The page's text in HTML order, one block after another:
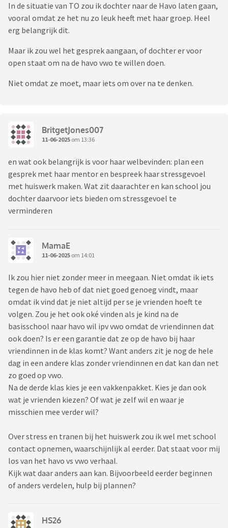
In de situatie van TO zou ik dochter naar de Havo laten gaan,
vooral omdat ze het nu zo leuk heeft met haar groep. Heel
erg belangrijk dit.
Maar ik zou wel het gesprek aangaan, of dochter er voor
open staat om na de havo vwo te willen doen.
Niet omdat ze moet, maar iets om over na te denken.
BritgetJones007
11-06-2025 om 13:36
en wat ook belangrijk is voor haar welbevinden: plan een
gesprek met haar mentor en bespreek haar stressgevoel
met huiswerk maken. Wat zit daarachter en kan school jou
dochter daarvoor iets bieden om stressgevoel te
verminderen
MamaE
11-06-2025 om 14:01
Ik zou hier niet zonder meer in meegaan. Niet omdat ik iets
tegen de havo heb of dat niet goed genoeg vindt, maar
omdat ik vind dat je niet altijd per se je vrienden hoeft te
volgen. Zou je het ook oké vinden als je kind na de
basisschool naar havo wil ipv vwo omdat de vriendinnen dat
ook doen? Is er een garantie dat ze op de havo bij haar
vriendinnen in de klas komt? Want anders zit je nog de hele
dag in een andere klas zonder vriendinnen en dat kan dan net
zo goed op vwo.
Na de derde klas kies je een vakkenpakket. Kies je dan ook
wat je vrienden kiezen? Of wat je zelf wil en waar je
misschien mee verder wil?
Over stress en tranen bij het huiswerk zou ik wel met school
contact opnemen, waarschijnlijk al eerder. Dat staat voor mij
los van het havo vs vwo verhaal.
Kijk wat daar anders aan kan. Bijvoorbeeld eerder beginnen
of anders verdelen, hulp bij plannen?
HS26